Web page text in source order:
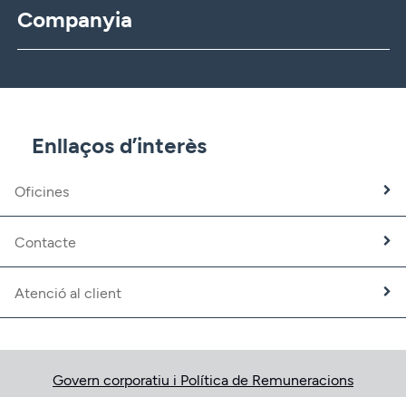
Companyia
CBNK Gestió d’Actius
CBNK Mediació d’Assegurances
Banca Partner
Treballa amb nosaltres
Fundació CBNK
Enllaços d’interès
Oficines
Contacte
Atenció al client
Govern corporatiu i Política de Remuneracions